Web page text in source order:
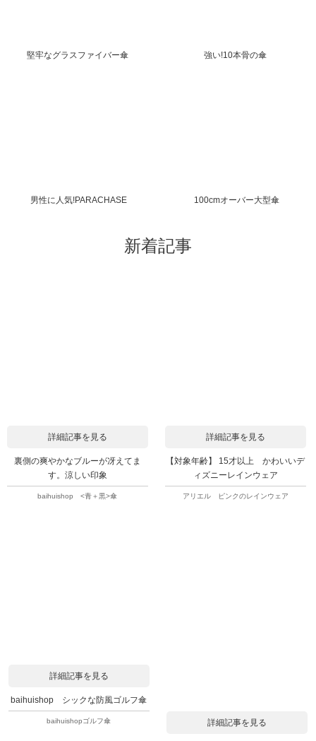
堅牢なグラスファイバー傘 強い!10本骨の傘
男性に人気!PARACHASE 100cmオーバー大型傘
新着記事
詳細記事を見る
裏側の爽やかなブルーが冴えてま
す。涼しい印象
baihuishop <青＋黒>傘
詳細記事を見る
【対象年齢】 15才以上 かわいいデ
ィズニーレインウェア
アリエル ピンクのレインウェア
詳細記事を見る
baihuishop シックな防風ゴルフ傘
baihuishopゴルフ傘 詳細記事を見る